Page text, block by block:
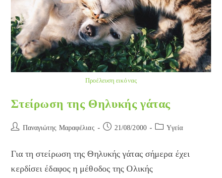
Προέλευση εικόνας
Στείρωση της Θηλυκής γάτας
Post Παναγιώτης Μαραφέλιας
Post 21/08/2000
PostYγεία
Για τη στείρωση της Θηλυκής γάτας σήμερα έχει
κερδίσει έδαφος η μέθοδος της Ολικής